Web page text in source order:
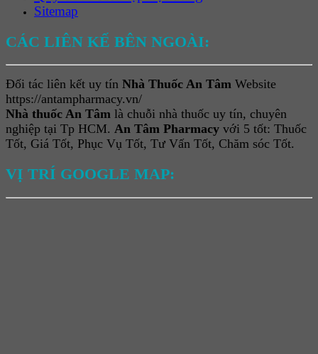
Sitemap
CÁC LIÊN KẾ BÊN NGOÀI:
Đối tác liên kết uy tín Nhà Thuốc An Tâm Website
https://antampharmacy.vn/
Nhà thuốc An Tâm là chuỗi nhà thuốc uy tín, chuyên
nghiệp tại Tp HCM. An Tâm Pharmacy với 5 tốt: Thuốc
Tốt, Giá Tốt, Phục Vụ Tốt, Tư Vấn Tốt, Chăm sóc Tốt.
VỊ TRÍ GOOGLE MAP: